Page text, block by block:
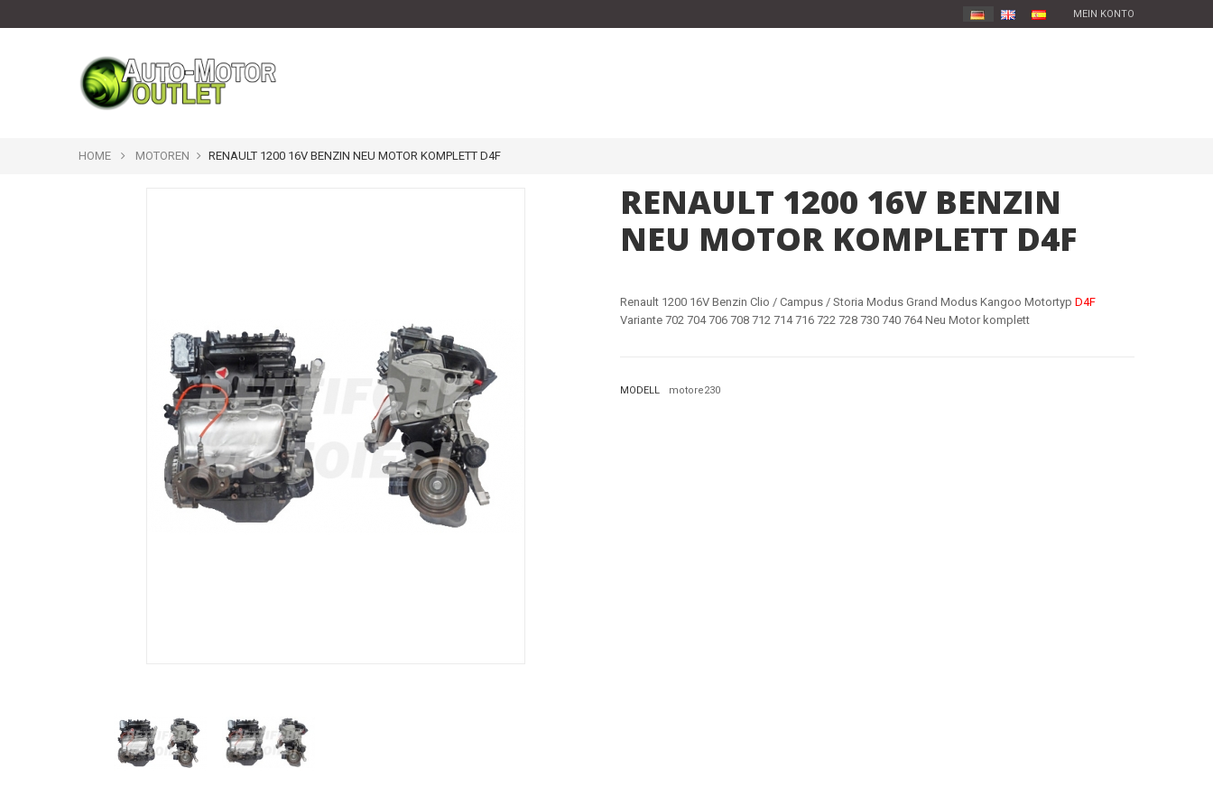
MEIN KONTO
HOME MOTOREN RENAULT 1200 16V BENZIN NEU MOTOR KOMPLETT D4F
RENAULT 1200 16V BENZIN
NEU MOTOR KOMPLETT D4F
Renault 1200 16V Benzin Clio / Campus / Storia Modus Grand Modus Kangoo Motortyp D4F
Variante 702 704 706 708 712 714 716 722 728 730 740 764 Neu Motor komplett
MODELL motore230